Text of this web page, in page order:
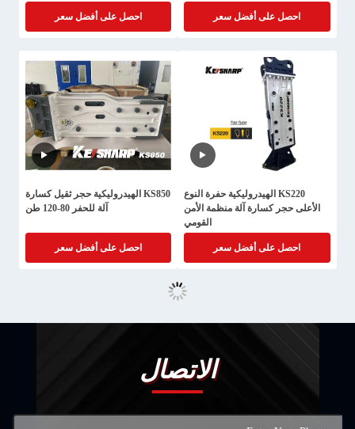
احصل على أفضل سعر احصل على أفضل سعر
KS220 الهيدروليكية حفرة النوع
الأعلى حجر كسارة آلة منظمة الأمن
القومي
احصل على أفضل سعر
KS850 الهيدروليكية حجر ثقيل كسارة
آلة للحفر 80-120 طن
احصل على أفضل سعر
الاتصال